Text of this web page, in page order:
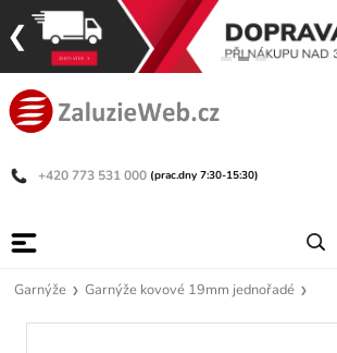
+420 773 531 000 (prac.dny 7:30-15:30)
Garnýže Garnýže kovové 19mm jednořadé